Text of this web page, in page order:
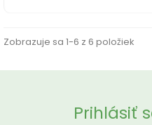
Zobrazuje sa 1-6 z 6 položiek
Prihlásiť